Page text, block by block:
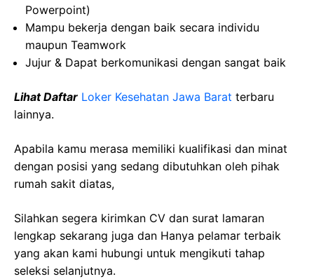
Powerpoint)
Mampu bekerja dengan baik secara individu
maupun Teamwork
Jujur & Dapat berkomunikasi dengan sangat baik
Lihat Daftar Loker Kesehatan Jawa Barat terbaru
lainnya.
Apabila kamu merasa memiliki kualifikasi dan minat
dengan posisi yang sedang dibutuhkan oleh pihak
rumah sakit diatas,
Silahkan segera kirimkan CV dan surat lamaran
lengkap sekarang juga dan Hanya pelamar terbaik
yang akan kami hubungi untuk mengikuti tahap
seleksi selanjutnya.